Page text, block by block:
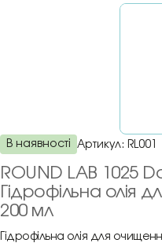
В наявності Артикул: RL001
ROUND LAB 1025
Гідрофільна олія
200 мл
Гідрофільна олія для